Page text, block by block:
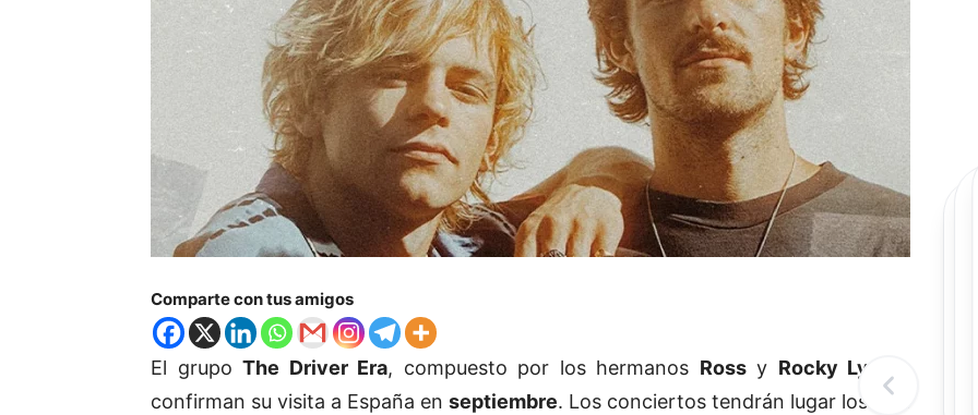
Comparte con tus amigos
El grupo The Driver Era, compuesto por los hermanos Rossy Rocky Lynch
confirman su visita a España en septiembre. Los conciertos tendrán lugar los días